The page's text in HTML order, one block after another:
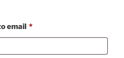
email *Richiesto